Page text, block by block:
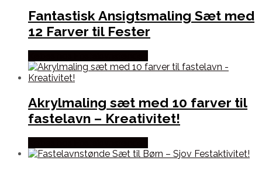
Fantastisk Ansigtsmaling Sæt med
12 Farver til Fester
Akrylmaling sæt med 10 farver til
fastelavn – Kreativitet!